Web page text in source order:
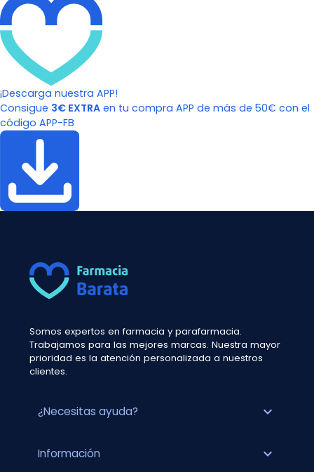
¡Descarga nuestra APP!
Consigue 3€ EXTRA en tu compra APP de más de 50€ con el
código APP-FB
Somos expertos en farmacia y parafarmacia.
Trabajamos para las mejores marcas. Nuestra mayor
prioridad es la atención personalizada a nuestros
clientes.
¿Necesitas ayuda? expand_more
Información expand_more